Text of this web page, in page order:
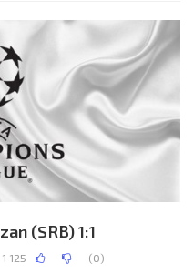
Резервный судья:
Динамо (Минск): 30.
(SRB) 1:1
1 125 (0)